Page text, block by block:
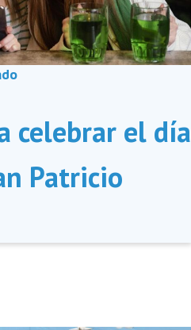
celebrar el día
Patricio